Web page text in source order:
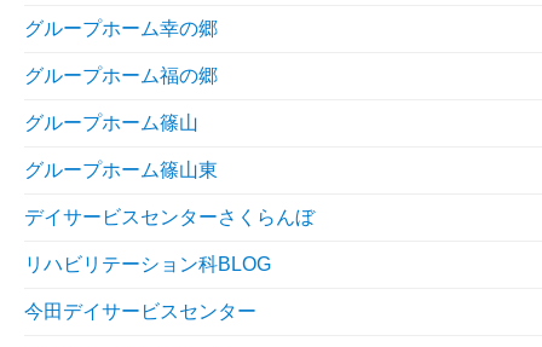
グループホーム幸の郷
グループホーム福の郷
グループホーム篠山
グループホーム篠山東
デイサービスセンターさくらんぼ
リハビリテーション科BLOG
今田デイサービスセンター